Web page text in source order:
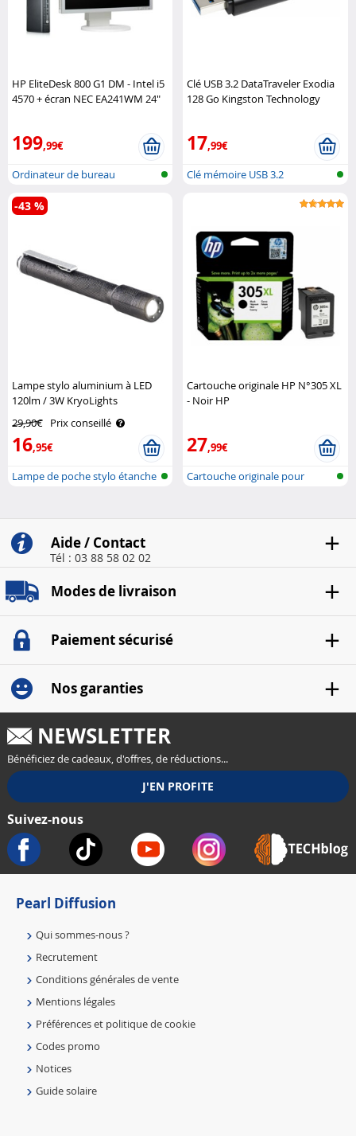
HP EliteDesk 800 G1 DM - Intel i5
4570 + écran NEC EA241WM 24"
199,99€
Ordinateur de bureau
reconditionné
Clé USB 3.2 DataTraveler Exodia
128 Go Kingston Technology
17,99€
Clé mémoire USB 3.2
Lampe stylo aluminium à LED
120lm / 3W KryoLights
29,90€ Prix conseillé
16,95€
-43 %
Lampe de poche stylo étanche
Cartouche originale HP N°305 XL
- Noir HP
27,99€
Cartouche originale pour
Aide / Contact
Tél : 03 88 58 02 02
Modes de livraison
Paiement sécurisé
Nos garanties
NEWSLETTER
Bénéficiez de cadeaux, d'offres, de réductions...
Suivez-nous
Pearl Diffusion
Qui sommes-nous ?
Recrutement
Conditions générales de vente
Mentions légales
Préférences et politique de cookie
Codes promo
Notices
Guide solaire